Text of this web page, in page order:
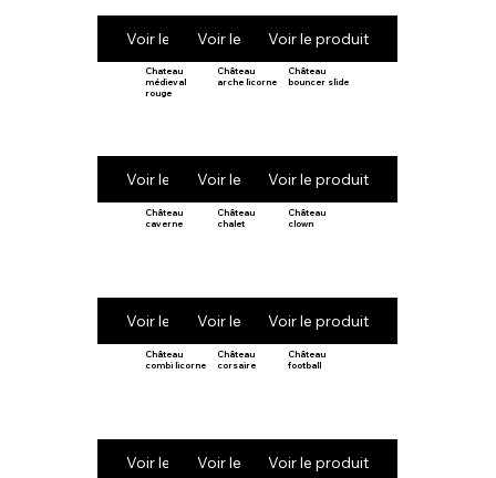
Voir le produitVoir le produitVoir le produit
Chateau
médieval
rouge
Voir le produit
Château
arche licorne
Voir le produit
Château
bouncer slide
Voir le produit
Château
caverne
Voir le produit
Château
chalet
Voir le produit
Château
clown
Voir le produit
Château
combi licorne
Voir le produit
Château
corsaire
Voir le produit
Château
football
Voir le produit